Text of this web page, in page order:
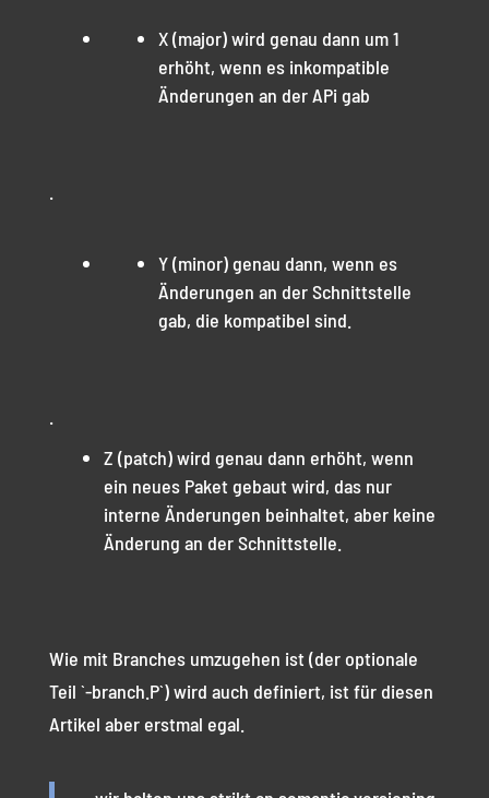
X (major) wird genau dann um 1
erhöht, wenn es inkompatible
Änderungen an der APi gab
Y (minor) genau dann, wenn es
Änderungen an der Schnittstelle
gab, die kompatibel sind.
Z (patch) wird genau dann erhöht, wenn
ein neues Paket gebaut wird, das nur
interne Änderungen beinhaltet, aber keine
Änderung an der Schnittstelle.
Wie mit Branches umzugehen ist (der optionale
Teil `-branch.P`) wird auch definiert, ist für diesen
Artikel aber erstmal egal.